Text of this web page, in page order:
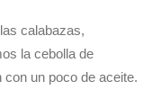
calabazas,
la cebolla de
un poco de aceite.